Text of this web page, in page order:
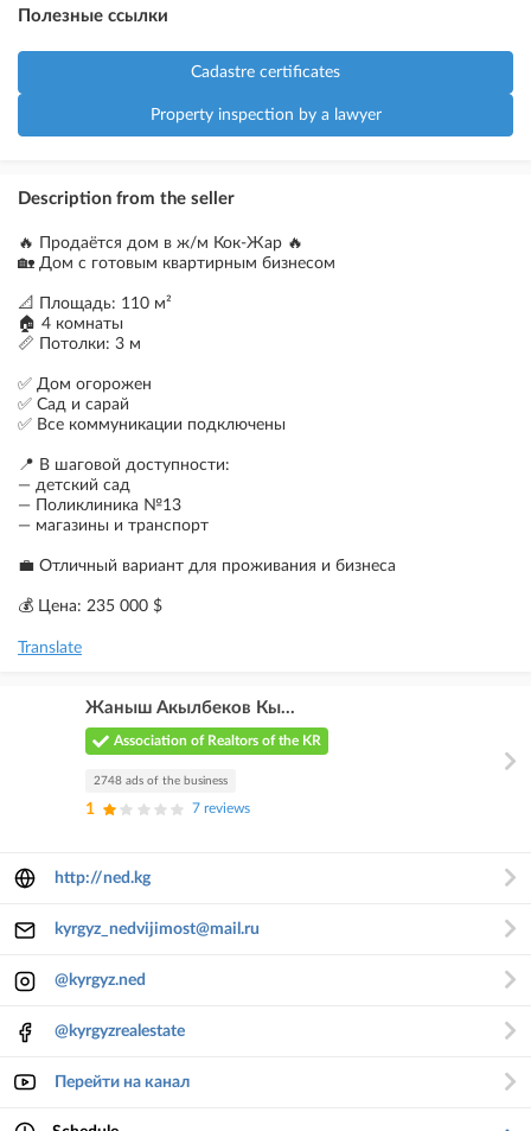
Полезные ссылки
Cadastre certificates
Property inspection by a lawyer
Description from the seller
🔥 Продаётся дом в ж/м Кок-Жар 🔥
🏡 Дом с готовым квартирным бизнесом
📐 Площадь: 110 м²
🏠 4 комнаты
📏 Потолки: 3 м
✅ Дом огорожен
✅ Сад и сарай
✅ Все коммуникации подключены
📍 В шаговой доступности:
— детский сад
— Поликлиника №13
— магазины и транспорт
💼 Отличный вариант для проживания и бизнеса
💰 Цена: 235 000 $
Translate
Жаныш Акылбеков Кы...
Association of Realtors of the KR
2748 ads of the business
1 7 reviews
http://ned.kg
kyrgyz_nedvijimost@mail.ru
@kyrgyz.ned
@kyrgyzrealestate
Перейти на канал